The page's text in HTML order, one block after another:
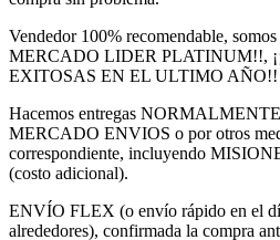
Vendedor 100% recomendable,
MERCADO LIDER PLATINUM!!,
EXITOSAS EN EL ULTIMO AÑO!!
Hacemos entregas
MERCADO ENVIOS o por otros
correspondiente, incluyendo
(costo adicional).
ENVÍO FLEX (o envío rápido en el
alrededores), confirmada la compra